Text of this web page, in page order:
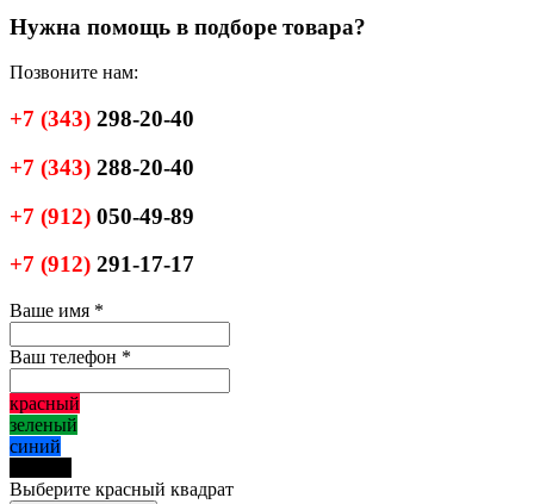
Нужна помощь в подборе товара?
Позвоните нам:
+7 (343) 298-20-40
+7 (343) 288-20-40
+7 (912) 050-49-89
+7 (912) 291-17-17
Ваше имя *
Ваш телефон *
красный
зеленый
синий
Выберите красный квадрат